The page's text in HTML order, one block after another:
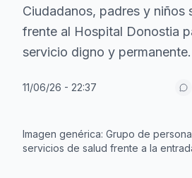
Ciudadanos, padres y niños
frente al Hospital Donostia
servicio digno y permanente.
11/06/26 - 22:37
Imagen genérica: Grupo de
servicios de salud frente a la